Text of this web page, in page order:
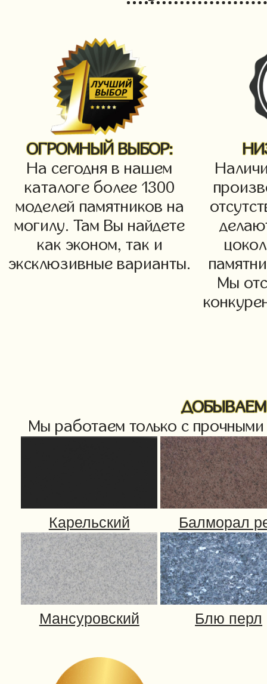
ОГРОМНЫЙ ВЫБОР:
На сегодня в нашем
каталоге более 1300
моделей памятников на
могилу. Там Вы найдете
как эконом, так и
эксклюзивные варианты.
Мы
Мы работаем только с